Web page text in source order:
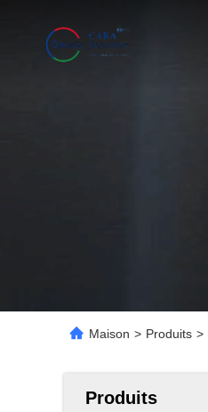
Maison > Produits >
Produits